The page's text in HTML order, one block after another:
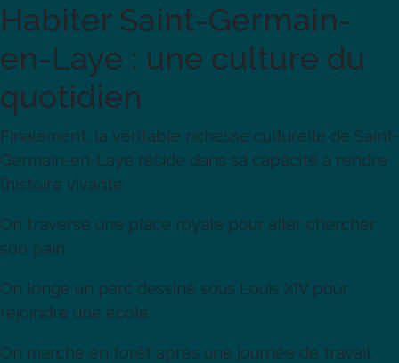
Habiter Saint-Germain-
en-Laye : une culture du
quotidien
Finalement, la véritable richesse culturelle de Saint-
Germain-en-Laye réside dans sa capacité à rendre
l’histoire vivante.
On traverse une place royale pour aller chercher
son pain.
On longe un parc dessiné sous Louis XIV pour
rejoindre une école.
On marche en forêt après une journée de travail.